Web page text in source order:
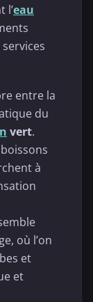
l’eau
entre la
du
vert.
à
où l’on
et
et